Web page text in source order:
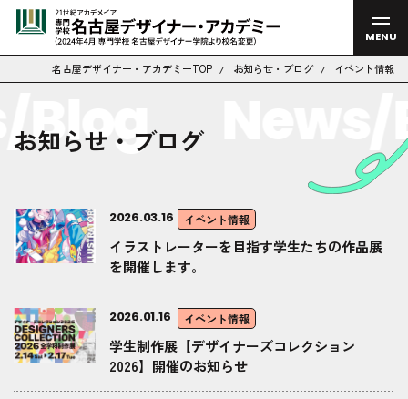
MENU
名古屋デザイナー・アカデミーTOP お知らせ・ブログ イベント情報
お知らせ・ブログ
2026.03.16 イベント情報
イラストレーターを目指す学生たちの作品展
を開催します。
2026.01.16 イベント情報
学生制作展【デザイナーズコレクション
2026】開催のお知らせ